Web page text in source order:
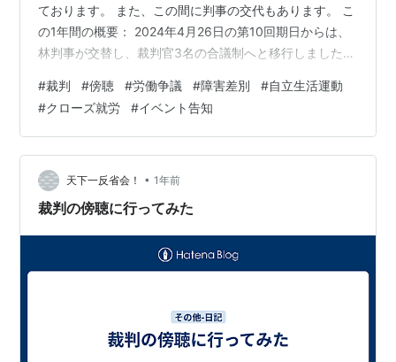
ております。 また、この間に判事の交代もあります。 こ
の1年間の概要： 2024年4月26日の第10回期日からは、
林判事が交替し、裁判官3名の合議制へと移行しました。
判事）となります。 以降、弁論準備手続へと移行してい
ます。 2025年4月22日の第18回期日からは、眞鍋判事か
ら高木勝己判事へと裁判長が交替しました。主任の横地
判事はそのままです。 証人尋問が2025年7月に行われま
す！ いよいよ、証人尋問をする予定が組まれておりま
す。 詳細…
#裁判 #傍聴 #労働争議 #障害差別 #自立生活運動
#クローズ就労 #イベント告知
天下一反省会！ • 1年前
裁判の傍聴に行ってみた